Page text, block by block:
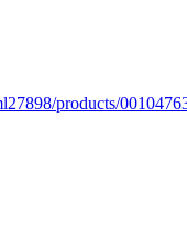
products/